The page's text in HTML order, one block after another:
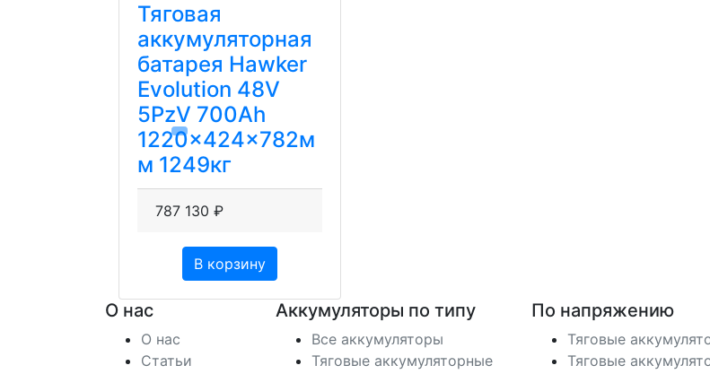
Тяговая
аккумуляторная
батарея Hawker
Evolution 48V
5PzV 700Ah
1220x424x782м
м 1249кг
787 130 ₽
В корзину
О нас
О нас
Статьи
Аккумуляторы по типу
Все аккумуляторы
Тяговые аккумуляторные
По напряжению
Тяговые
Тяговые